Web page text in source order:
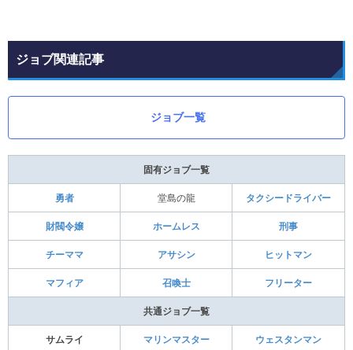
ジョブ関連記事
ジョブ一覧
固有ジョブ一覧
勇者 堂島の龍 タクシードライバー
財閥令嬢 ホームレス 刑事
チーママ アサシン ヒットマン
マフィア 召喚士 フリーター
共通ジョブ一覧
サムライ マリンマスター ウェスタンマン